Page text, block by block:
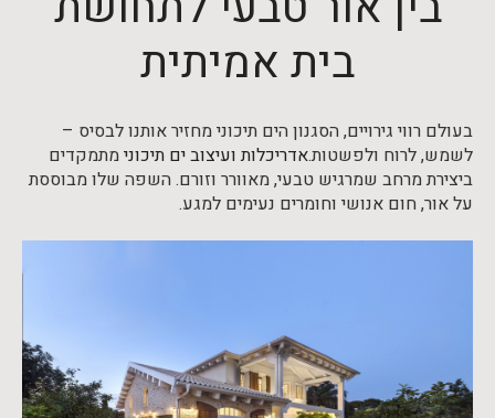
בית אמיתית
בעולם רווי גירויים, הסגנון הים תיכוני מחזיר אותנו לבסיס –
לשמש, לרוח ולפשטות.אדריכלות ועיצוב ים תיכונימתמקדים
ביצירת מרחב שמרגיש טבעי, מאוורר וזורם. השפה שלו מבוססת
על אור, חום אנושי וחומרים נעימים למגע.